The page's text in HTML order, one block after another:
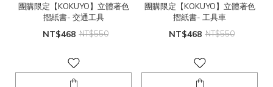
團購限定【KOKUYO】立體著色
摺紙書- 交通工具
NT$468 NT$550
團購限定【KOKUYO】立體著色
摺紙書- 工具車
NT$468 NT$550